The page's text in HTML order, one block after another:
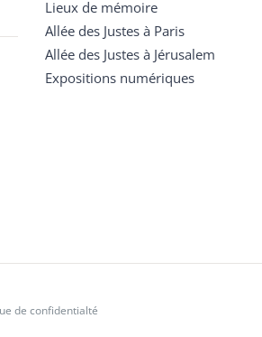
Lieux de mémoire
Allée des Justes à Paris
Allée des Justes à Jérusalem
Expositions numériques
de confidentialté